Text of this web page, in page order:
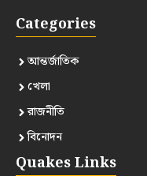
Categories
আন্তর্জাতিক
খেলা
রাজনীতি
বিনোদন
Quakes Links